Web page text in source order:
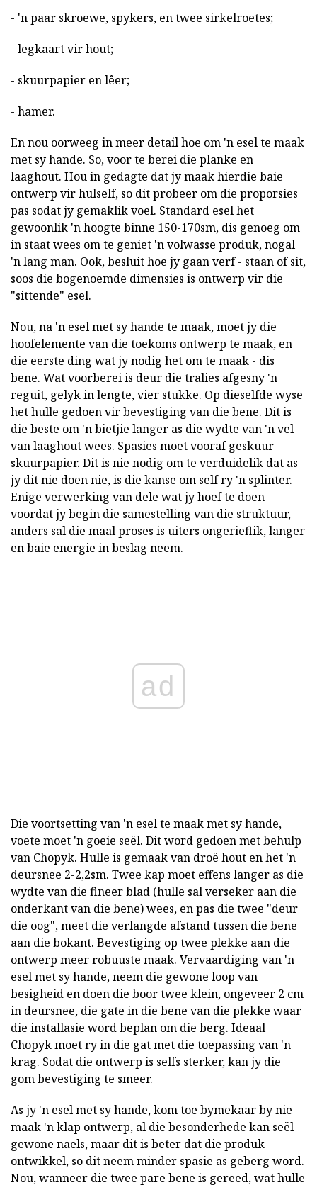
- 'n paar skroewe, spykers, en twee sirkelroetes;
- legkaart vir hout;
- skuurpapier en lêer;
- hamer.
En nou oorweeg in meer detail hoe om 'n esel te maak
met sy hande. So, voor te berei die planke en
laaghout. Hou in gedagte dat jy maak hierdie baie
ontwerp vir hulself, so dit probeer om die proporsies
pas sodat jy gemaklik voel. Standard esel het
gewoonlik 'n hoogte binne 150-170sm, dis genoeg om
in staat wees om te geniet 'n volwasse produk, nogal
'n lang man. Ook, besluit hoe jy gaan verf - staan of sit,
soos die bogenoemde dimensies is ontwerp vir die
"sittende" esel.
Nou, na 'n esel met sy hande te maak, moet jy die
hoofelemente van die toekoms ontwerp te maak, en
die eerste ding wat jy nodig het om te maak - dis
bene. Wat voorberei is deur die tralies afgesny 'n
reguit, gelyk in lengte, vier stukke. Op dieselfde wyse
het hulle gedoen vir bevestiging van die bene. Dit is
die beste om 'n bietjie langer as die wydte van 'n vel
van laaghout wees. Spasies moet vooraf geskuur
skuurpapier. Dit is nie nodig om te verduidelik dat as
jy dit nie doen nie, is die kanse om self ry 'n splinter.
Enige verwerking van dele wat jy hoef te doen
voordat jy begin die samestelling van die struktuur,
anders sal die maal proses is uiters ongerieflik, langer
en baie energie in beslag neem.
ad
Die voortsetting van 'n esel te maak met sy hande,
voete moet 'n goeie seël. Dit word gedoen met behulp
van Chopyk. Hulle is gemaak van droë hout en het 'n
deursnee 2-2,2sm. Twee kap moet effens langer as die
wydte van die fineer blad (hulle sal verseker aan die
onderkant van die bene) wees, en pas die twee "deur
die oog", meet die verlangde afstand tussen die bene
aan die bokant. Bevestiging op twee plekke aan die
ontwerp meer robuuste maak. Vervaardiging van 'n
esel met sy hande, neem die gewone loop van
besigheid en doen die boor twee klein, ongeveer 2 cm
in deursnee, die gate in die bene van die plekke waar
die installasie word beplan om die berg. Ideaal
Chopyk moet ry in die gat met die toepassing van 'n
krag. Sodat die ontwerp is selfs sterker, kan jy die
gom bevestiging te smeer.
As jy 'n esel met sy hande, kom toe bymekaar by nie
maak 'n klap ontwerp, al die besonderhede kan seël
gewone naels, maar dit is beter dat die produk
ontwikkel, so dit neem minder spasie as geberg word.
Nou, wanneer die twee pare bene is gereed, wat hulle